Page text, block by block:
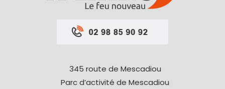
345 route de Mescadiou
Parc d’activité de Mescadiou